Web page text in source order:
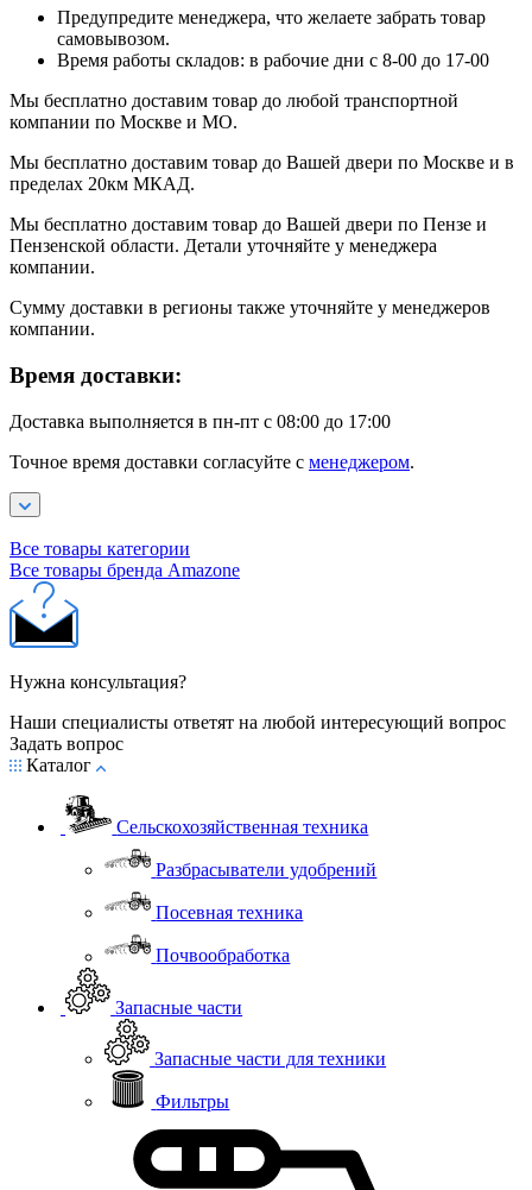
Предупредите менеджера, что желаете забрать товар
самовывозом.
Время работы складов: в рабочие дни с 8-00 до 17-00
Мы бесплатно доставим товар до любой транспортной
компании по Москве и МО.
Мы бесплатно доставим товар до Вашей двери по Москве и в
пределах 20км МКАД.
Мы бесплатно доставим товар до Вашей двери по Пензе и
Пензенской области. Детали уточняйте у менеджера
компании.
Сумму доставки в регионы также уточняйте у менеджеров
компании.
Время доставки:
Доставка выполняется в пн-пт с 08:00 до 17:00
Точное время доставки согласуйте с менеджером.
Все товары категории
Все товары бренда Amazone
Нужна консультация?
Наши специалисты ответят на любой интересующий вопрос
Задать вопрос
Каталог
Сельскохозяйственная техника
Разбрасыватели удобрений
Посевная техника
Почвообработка
Запасные части
Запасные части для техники
Фильтры